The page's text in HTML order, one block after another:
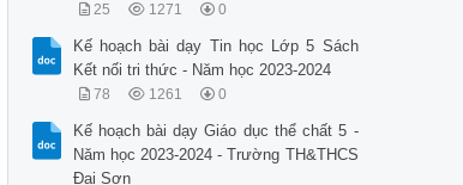
25 1271 0
Kế hoạch bài dạy Tin học Lớp 5 Sách
Kết nối tri thức - Năm học 2023-2024
78 1261 0
Kế hoạch bài dạy Giáo dục thể chất 5 -
Năm học 2023-2024 - Trường TH&THCS
Đại Sơn